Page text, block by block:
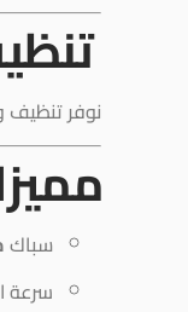
نوفر
سباك
سرعة